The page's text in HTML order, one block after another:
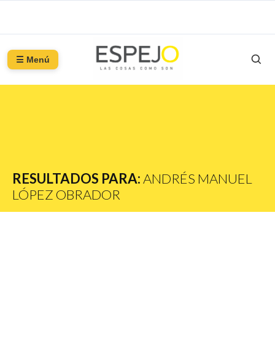
☰ Menú
RESULTADOS PARA:ANDRÉS MANUEL
LÓPEZ OBRADOR